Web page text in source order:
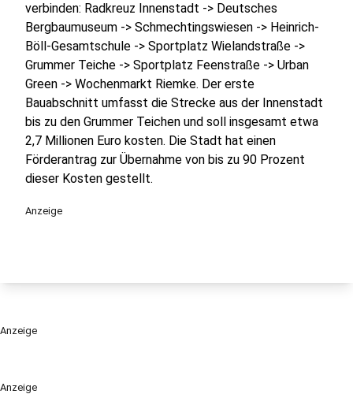
Anzeige
verbinden: Radkreuz Innenstadt -> Deutsches
Bergbaumuseum -> Schmechtingswiesen -> Heinrich-
Böll-Gesamtschule -> Sportplatz Wielandstraße ->
Grummer Teiche -> Sportplatz Feenstraße -> Urban
Green -> Wochenmarkt Riemke. Der erste
Bauabschnitt umfasst die Strecke aus der Innenstadt
bis zu den Grummer Teichen und soll insgesamt etwa
2,7 Millionen Euro kosten. Die Stadt hat einen
Förderantrag zur Übernahme von bis zu 90 Prozent
dieser Kosten gestellt.
Anzeige
Anzeige